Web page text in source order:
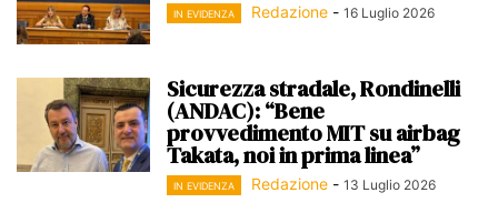
IN EVIDENZA Redazione - 16 Luglio 2026
Sicurezza stradale, Rondinelli
(ANDAC): “Bene
provvedimento MIT su airbag
Takata, noi in prima linea”
IN EVIDENZA Redazione - 13 Luglio 2026